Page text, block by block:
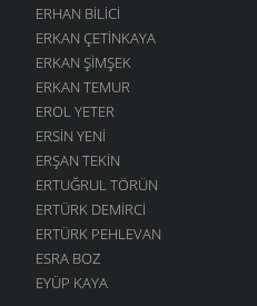
ERHAN BILICI
ERKAN ÇETINKAYA
ERKAN ŞIMŞEK
ERKAN TEMUR
EROL YETER
ERSIN YENI
ERŞAN TEKIN
ERTUĞRUL TÖRÜN
ERTÜRK DEMIRCI
ERTÜRK PEHLEVAN
ESRA BOZ
EYÜP KAYA